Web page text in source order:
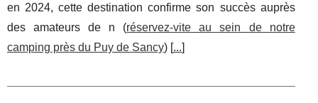
en 2024, cette destination confirme son succès auprès
des amateurs de n (réservez-vite au sein de notre
camping près du Puy de Sancy) [...]